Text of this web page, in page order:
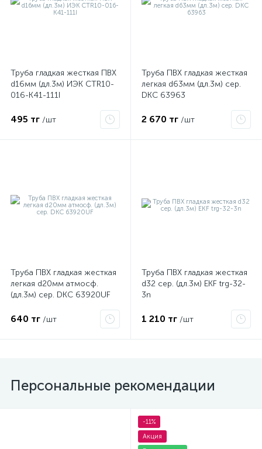
Труба гладкая жесткая ПВХ
d16мм (дл.3м) ИЭК CTR10-
016-K41-111I
495 тг /шт
Труба ПВХ гладкая жесткая
легкая d63мм (дл.3м) сер.
DKC 63963
2 670 тг /шт
Труба ПВХ гладкая жесткая
легкая d20мм атмосф.
(дл.3м) сер. DKC 63920UF
640 тг /шт
Труба ПВХ гладкая жесткая
d32 сер. (дл.3м) EKF trg-32-
3n
1 210 тг /шт
Персональные рекомендации
-11%
Акция